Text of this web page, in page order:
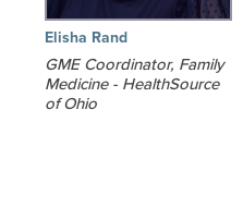
Elisha Rand
GME Coordinator, Family
Medicine - HealthSource
of Ohio